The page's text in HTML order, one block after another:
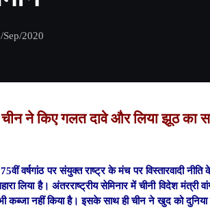
Sep/2020
चीन ने किए गलत दावे और लिया झूठ का
वर्षगांठ परसंयुक्त राष्ट्र के मंच परविस्तारवादी
लिया है। अंतरराष्ट्रीय सेमिनार में चीनी विदेश
नहीं किया है। इसके साथ ही चीन ने खुद को दुनिया